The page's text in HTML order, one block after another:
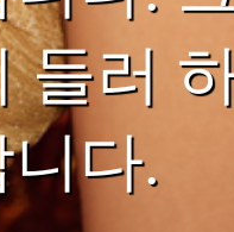
들러
다.